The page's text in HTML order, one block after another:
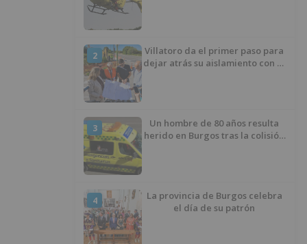
2
Villatoro da el primer paso para
dejar atrás su aislamiento con el
3
Un hombre de 80 años resulta
herido en Burgos tras la colisión
4
La provincia de Burgos celebra
el día de su patrón